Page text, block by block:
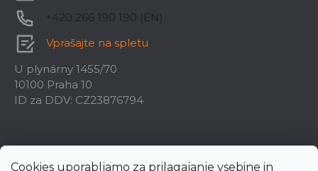
Cookies uporabljamo za prilagajanje vsebine in
+420 266 190 190 (EN)
Vprašajte na spletu
U plynárny 1455/70
10100 Praha 10
ID za DDV: CZ23876794